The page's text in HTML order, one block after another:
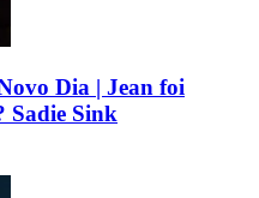
Dia | Jean foi
Sadie Sink